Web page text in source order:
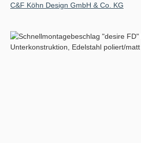
C&F Köhn Design GmbH & Co. KG
Bildergalerie überspringen